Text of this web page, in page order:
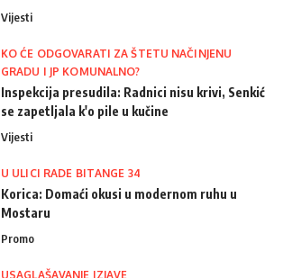
Vijesti
KO ĆE ODGOVARATI ZA ŠTETU NAČINJENU
GRADU I JP KOMUNALNO?
Inspekcija presudila: Radnici nisu krivi, Senkić
se zapetljala k'o pile u kučine
Vijesti
U ULICI RADE BITANGE 34
Korica: Domaći okusi u modernom ruhu u
Mostaru
Promo
USAGLAŠAVANJE IZJAVE